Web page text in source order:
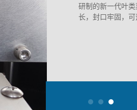
研制的新一代叶
长，封口牢固，可